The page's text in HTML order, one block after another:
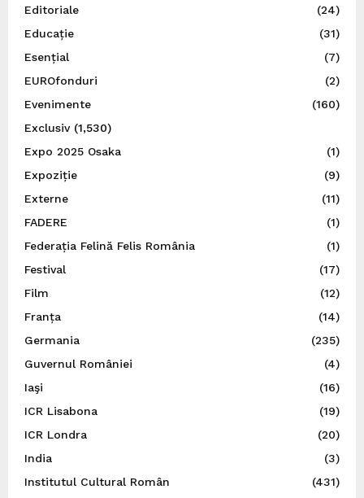
Editoriale
(24)
Educație
(31)
Esențial
(7)
EUROfonduri
(2)
Evenimente
(160)
Exclusiv(1,530)
Expo 2025 Osaka
(1)
Expoziție
(9)
Externe
(11)
FADERE
(1)
Federația Felină Felis România
(1)
Festival
(17)
Film
(12)
Franța
(14)
Germania
(235)
Guvernul României
(4)
Iaşi
(16)
ICR Lisabona
(19)
ICR Londra
(20)
India
(3)
Institutul Cultural Român
(431)